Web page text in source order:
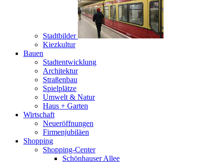
Stadtbilder
Kiezkultur
Bauen
Stadtentwicklung
Architektur
Straßenbau
Spielplätze
Umwelt & Natur
Haus + Garten
Wirtschaft
Neueröffnungen
Firmenjubiläen
Shopping
Shopping-Center
Schönhauser Allee